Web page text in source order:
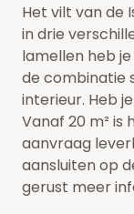
Het vilt van de
in drie
lamellen heb
de combinatie
interieur. Heb
Vanaf 20 m² is
aanvraag
aansluiten op
gerust meer